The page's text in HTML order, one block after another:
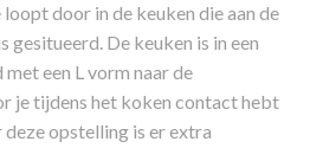
door in de keuken die aan de
gesitueerd. De keuken is in een
een L vorm naar de
je tijdens het koken contact hebt
opstelling is er extra